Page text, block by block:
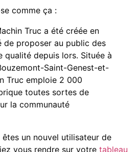
comme ça :
Truc a été créée en
de proposer au public des
qualité depuis lors. Située à
Saint-Genest-et-
Truc emploie 2 000
toutes sortes de
la communauté
un nouvel utilisateur de
vous rendre sur votre tableau